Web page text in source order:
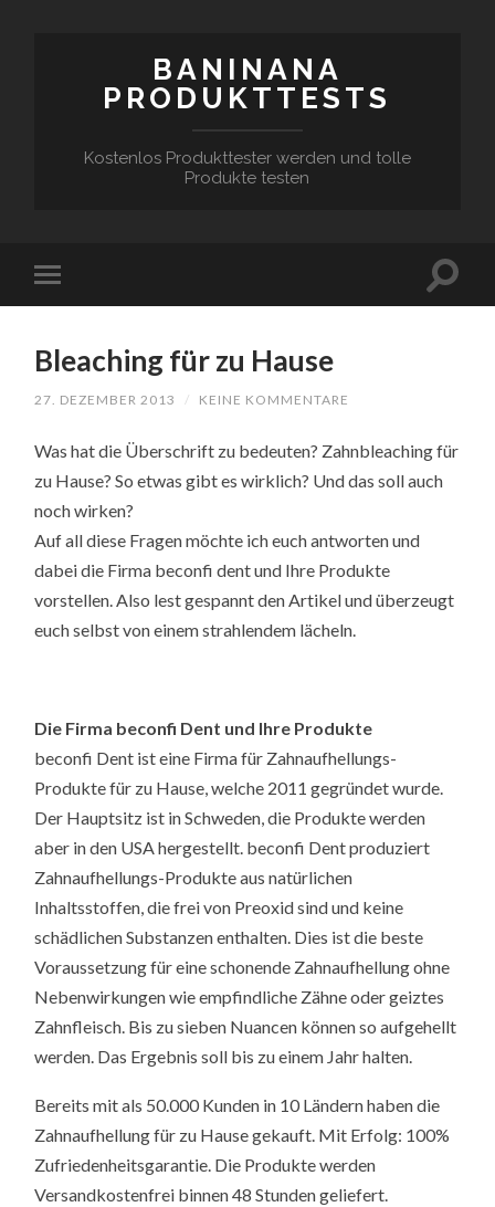
BANINANA
PRODUKTTESTS
Kostenlos Produkttester werden und tolle
Produkte testen
Bleaching für zu Hause
27. DEZEMBER 2013 / KEINE KOMMENTARE
Was hat die Überschrift zu bedeuten? Zahnbleaching für
zu Hause? So etwas gibt es wirklich? Und das soll auch
noch wirken?
Auf all diese Fragen möchte ich euch antworten und
dabei die Firma beconfi dent und Ihre Produkte
vorstellen. Also lest gespannt den Artikel und überzeugt
euch selbst von einem strahlendem lächeln.
Die Firma beconfi Dent und Ihre Produkte
beconfi Dent ist eine Firma für Zahnaufhellungs-
Produkte für zu Hause, welche 2011 gegründet wurde.
Der Hauptsitz ist in Schweden, die Produkte werden
aber in den USA hergestellt. beconfi Dent produziert
Zahnaufhellungs-Produkte aus natürlichen
Inhaltsstoffen, die frei von Preoxid sind und keine
schädlichen Substanzen enthalten. Dies ist die beste
Voraussetzung für eine schonende Zahnaufhellung ohne
Nebenwirkungen wie empfindliche Zähne oder geiztes
Zahnfleisch. Bis zu sieben Nuancen können so aufgehellt
werden. Das Ergebnis soll bis zu einem Jahr halten.
Bereits mit als 50.000 Kunden in 10 Ländern haben die
Zahnaufhellung für zu Hause gekauft. Mit Erfolg: 100%
Zufriedenheitsgarantie. Die Produkte werden
Versandkostenfrei binnen 48 Stunden geliefert.